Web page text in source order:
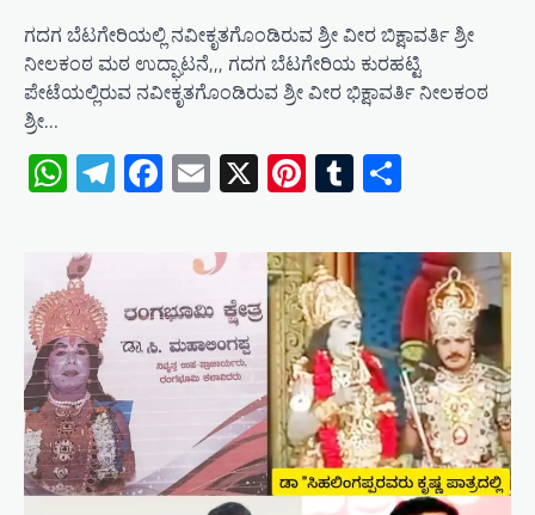
ಗದಗ ಬೆಟಗೇರಿಯಲ್ಲಿ ನವೀಕೃತಗೊಂಡಿರುವ ಶ್ರೀ ವೀರ ಬಿಕ್ಷಾವರ್ತಿ ಶ್ರೀ
ನೀಲಕಂಠ ಮಠ ಉದ್ಘಾಟನೆ,,, ಗದಗ ಬೆಟಗೇರಿಯ ಕುರಹಟ್ಟಿ
ಪೇಟೆಯಲ್ಲಿರುವ ನವೀಕೃತಗೊಂಡಿರುವ ಶ್ರೀ ವೀರ ಭಿಕ್ಷಾವರ್ತಿ ನೀಲಕಂಠ
ಶ್ರೀ…
WhatsApp
Telegram
Facebook
Email
X Pinterest
Tumblr